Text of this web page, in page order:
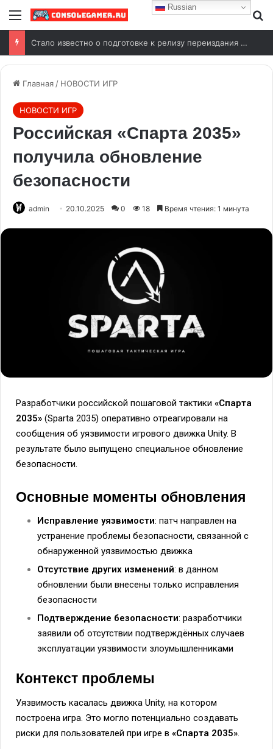
Стало известно о подготовке к релизу переиздания Wolfenstein (2009)
Главная / НОВОСТИ ИГР
НОВОСТИ ИГР
Российская «Спарта 2035»
получила обновление
безопасности
admin 20.10.2025 0 18 Время чтения: 1 минута
Разработчики российской пошаговой тактики «Спарта
2035» (Sparta 2035) оперативно отреагировали на
сообщения об уязвимости игрового движка Unity. В
результате было выпущено специальное обновление
безопасности.
Основные моменты обновления
Исправление уязвимости: патч направлен на
устранение проблемы безопасности, связанной с
обнаруженной уязвимостью движка
Отсутствие других изменений: в данном
обновлении были внесены только исправления
безопасности
Подтверждение безопасности: разработчики
заявили об отсутствии подтверждённых случаев
эксплуатации уязвимости злоумышленниками
Контекст проблемы
Уязвимость касалась движка Unity, на котором
построена игра. Это могло потенциально создавать
риски для пользователей при игре в «Спарта 2035».
Russian